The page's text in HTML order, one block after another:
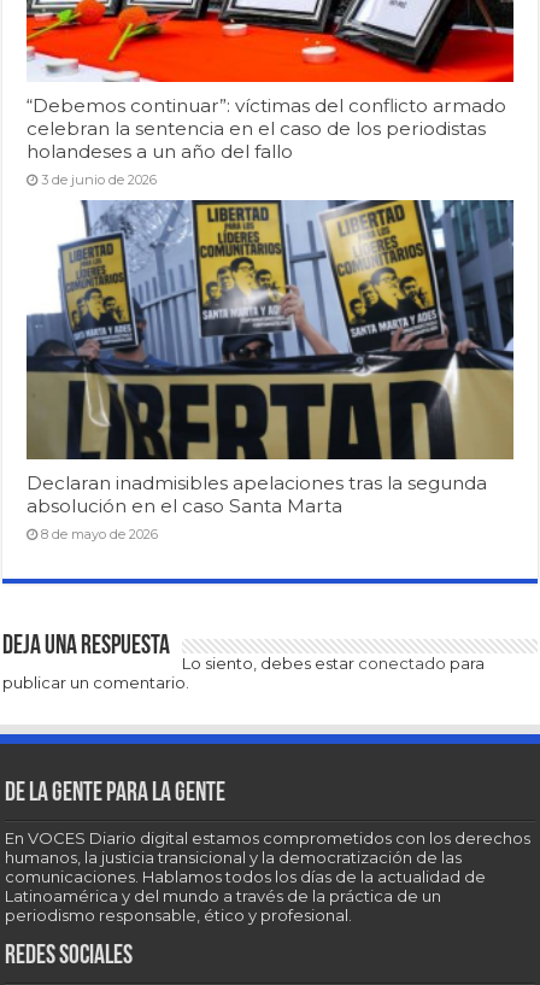
“Debemos continuar”: víctimas del conflicto armado
celebran la sentencia en el caso de los periodistas
holandeses a un año del fallo
3 de junio de 2026
Declaran inadmisibles apelaciones tras la segunda
absolución en el caso Santa Marta
8 de mayo de 2026
Deja una respuesta
Lo siento, debes estar conectado para
publicar un comentario.
De la gente para la gente
En VOCES Diario digital estamos comprometidos con los derechos
humanos, la justicia transicional y la democratización de las
comunicaciones. Hablamos todos los días de la actualidad de
Latinoamérica y del mundo a través de la práctica de un
periodismo responsable, ético y profesional.
Redes sociales